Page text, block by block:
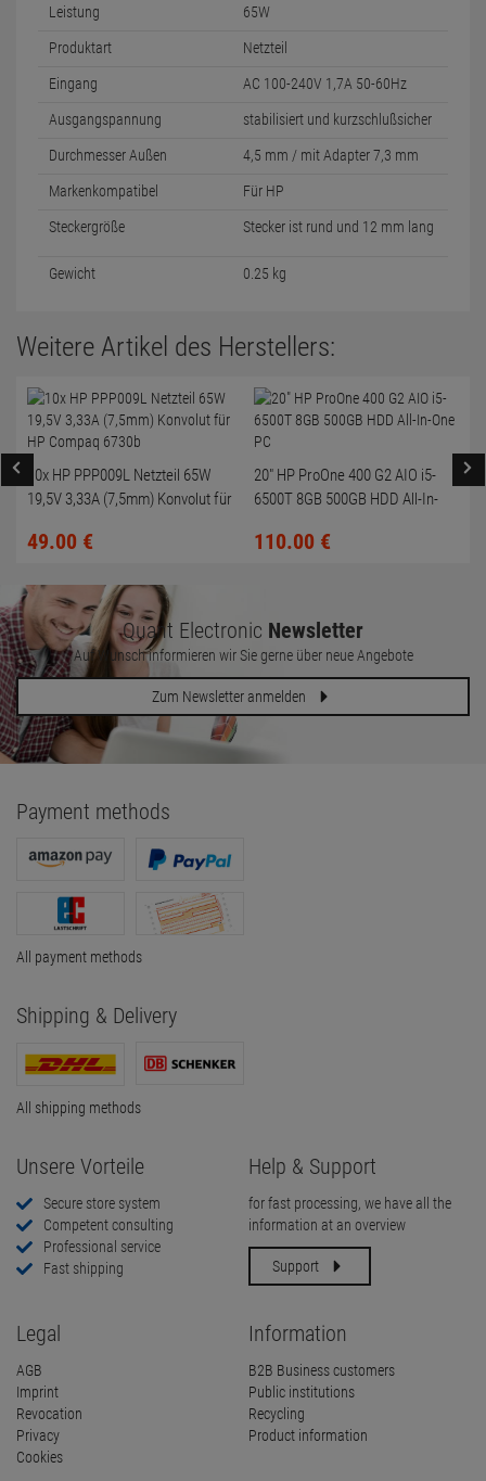
Leistung 65W
Produktart Netzteil
Eingang AC 100-240V 1,7A 50-60Hz
Ausgangspannung stabilisiert und kurzschlußsicher
Durchmesser Außen 4,5 mm / mit Adapter 7,3 mm
Markenkompatibel Für HP
Steckergröße Stecker ist rund und 12 mm lang
Gewicht 0.25 kg
Weitere Artikel des Herstellers:
10x HP PPP009L Netzteil 65W
19,5V 3,33A (7,5mm) Konvolut für
49.00 €
20" HP ProOne 400 G2 AIO i5-
6500T 8GB 500GB HDD All-In-
110.00 €
Quant Electronic Newsletter
Auf Wunsch informieren wir Sie gerne über neue Angebote
Zum Newsletter anmelden
Payment methods
All payment methods
Shipping & Delivery
All shipping methods
Unsere Vorteile
Secure store system
Competent consulting
Professional service
Fast shipping
Help & Support
for fast processing, we have all the
information at an overview
Support
Legal
AGB
Imprint
Revocation
Privacy
Cookies
Information
B2B Business customers
Public institutions
Recycling
Product information